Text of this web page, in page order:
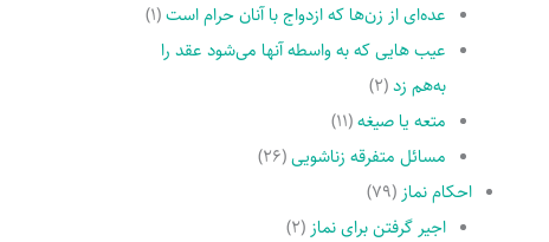
عده‌اى از زن‌ها که ازدواج با آنان حرام است(۱)
عیب هایى که به واسطه آنها مى‌شود عقد را
به‌هم زد(۲)
متعه یا صیغه(۱۱)
مسائل متفرقه زناشویى(۲۶)
احکام نماز (۷۹)
اجیر گرفتن براى نماز (۲)